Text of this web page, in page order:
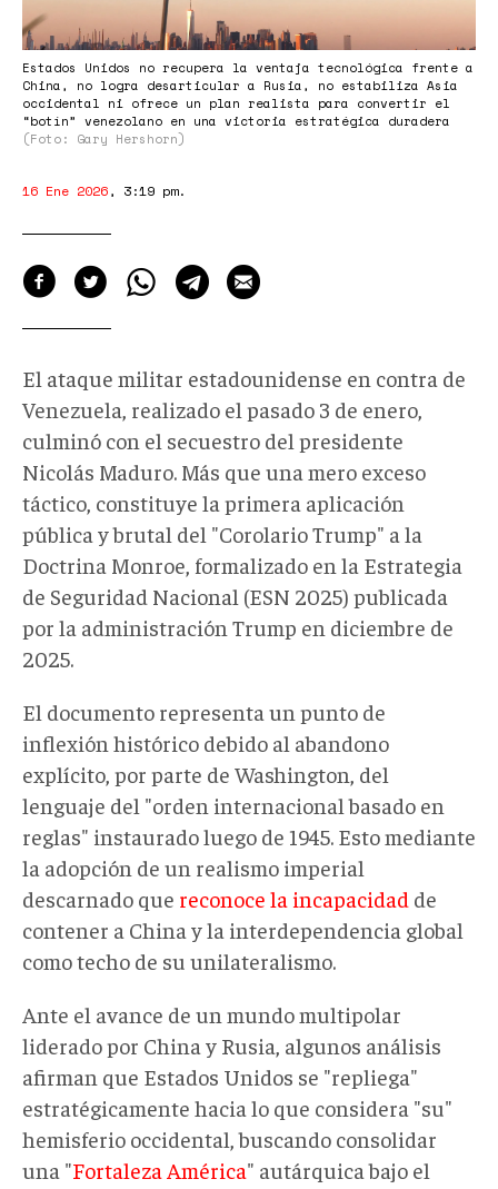
Estados Unidos no recupera la ventaja tecnológica frente a
China, no logra desarticular a Rusia, no estabiliza Asia
occidental ni ofrece un plan realista para convertir el
“botín” venezolano en una victoria estratégica duradera
(Foto: Gary Hershorn)
16 Ene 2026, 3:19 pm.
El ataque militar estadounidense en contra de
Venezuela, realizado el pasado 3 de enero,
culminó con el secuestro del presidente
Nicolás Maduro. Más que una mero exceso
táctico, constituye la primera aplicación
pública y brutal del "Corolario Trump" a la
Doctrina Monroe, formalizado en la Estrategia
de Seguridad Nacional (ESN 2025) publicada
por la administración Trump en diciembre de
2025.
El documento representa un punto de
inflexión histórico debido al abandono
explícito, por parte de Washington, del
lenguaje del "orden internacional basado en
reglas" instaurado luego de 1945. Esto mediante
la adopción de un realismo imperial
descarnado que reconoce la incapacidad de
contener a China y la interdependencia global
como techo de su unilateralismo.
Ante el avance de un mundo multipolar
liderado por China y Rusia, algunos análisis
afirman que Estados Unidos se "repliega"
estratégicamente hacia lo que considera "su"
hemisferio occidental, buscando consolidar
una "Fortaleza América" autárquica bajo el